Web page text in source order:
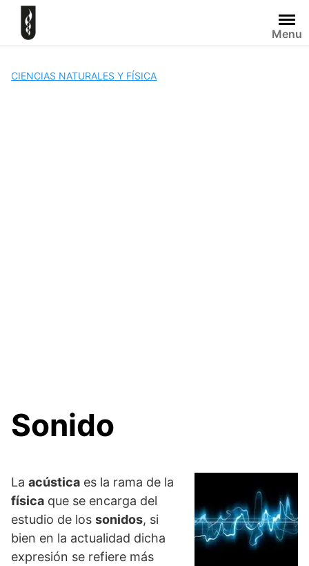
Skip
content
Menu
CIENCIAS NATURALES Y FÍSICA
Sonido
La acústica es la rama de la
física que se encarga del
estudio de los sonidos, si
bien en la actualidad dicha
expresión se refiere más